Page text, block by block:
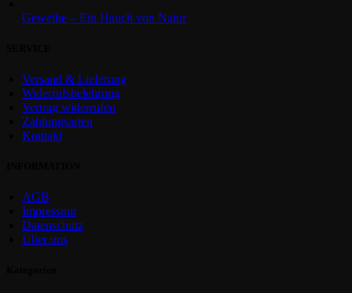
Geweihe – Ein Hauch von Natur
Versand & Lieferung
Widerrufsbelehrung
Vertrag widerrufen
Zahlungsarten
Kontakt
AGB
Impressum
Datenschutz
Über uns